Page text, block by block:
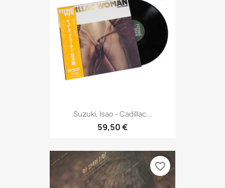
Suzuki, Isao - Cadillac...
59,50 €
favorite_border